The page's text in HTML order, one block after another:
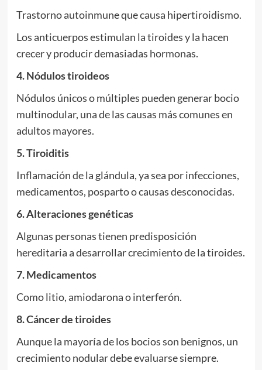
Trastorno autoinmune que causa hipertiroidismo.
Los anticuerpos estimulan la tiroides y la hacen
crecer y producir demasiadas hormonas.
4. Nódulos tiroideos
Nódulos únicos o múltiples pueden generar bocio
multinodular, una de las causas más comunes en
adultos mayores.
5. Tiroiditis
Inflamación de la glándula, ya sea por infecciones,
medicamentos, posparto o causas desconocidas.
6. Alteraciones genéticas
Algunas personas tienen predisposición
hereditaria a desarrollar crecimiento de la tiroides.
7. Medicamentos
Como litio, amiodarona o interferón.
8. Cáncer de tiroides
Aunque la mayoría de los bocios son benignos, un
crecimiento nodular debe evaluarse siempre.